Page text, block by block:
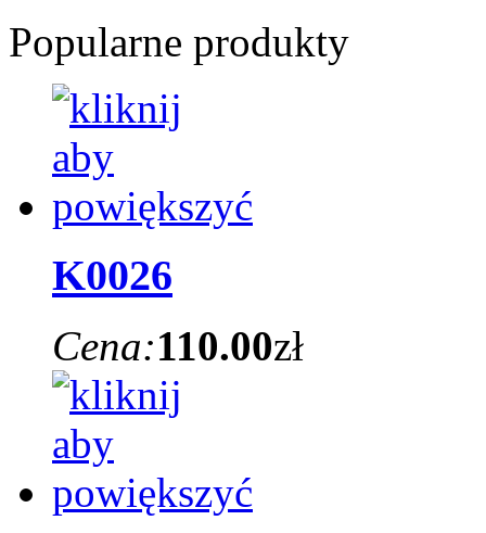
Popularne produkty
K0026
Cena:110.00zł